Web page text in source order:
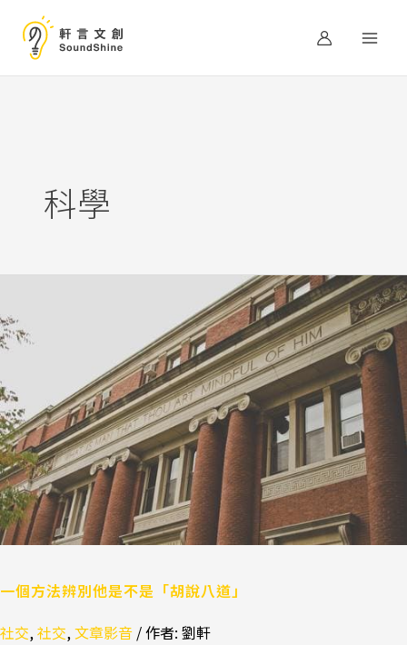
要
科學
一個方法辨別他是不是「胡說八道」
社交,社交,文章影音 / 作者: 劉軒
方
法
別
他
是
不
是
「胡
說
八